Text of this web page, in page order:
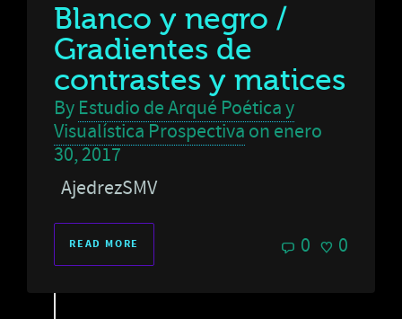
Blanco y negro /
Gradientes de
contrastes y matices
By Estudio de Arqué Poética y
Visualística Prospectiva on enero
30, 2017
AjedrezSMV
READ MORE 0 0